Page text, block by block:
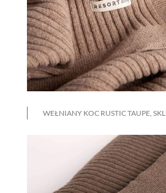
WEŁNIANY KOC RUSTIC TAUPE,